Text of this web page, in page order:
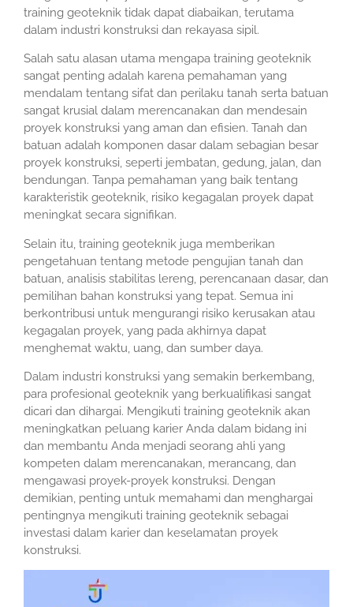
training geoteknik tidak dapat diabaikan, terutama
dalam industri konstruksi dan rekayasa sipil.
Salah satu alasan utama mengapa training geoteknik
sangat penting adalah karena pemahaman yang
mendalam tentang sifat dan perilaku tanah serta batuan
sangat krusial dalam merencanakan dan mendesain
proyek konstruksi yang aman dan efisien. Tanah dan
batuan adalah komponen dasar dalam sebagian besar
proyek konstruksi, seperti jembatan, gedung, jalan, dan
bendungan. Tanpa pemahaman yang baik tentang
karakteristik geoteknik, risiko kegagalan proyek dapat
meningkat secara signifikan.
Selain itu, training geoteknik juga memberikan
pengetahuan tentang metode pengujian tanah dan
batuan, analisis stabilitas lereng, perencanaan dasar, dan
pemilihan bahan konstruksi yang tepat. Semua ini
berkontribusi untuk mengurangi risiko kerusakan atau
kegagalan proyek, yang pada akhirnya dapat
menghemat waktu, uang, dan sumber daya.
Dalam industri konstruksi yang semakin berkembang,
para profesional geoteknik yang berkualifikasi sangat
dicari dan dihargai. Mengikuti training geoteknik akan
meningkatkan peluang karier Anda dalam bidang ini
dan membantu Anda menjadi seorang ahli yang
kompeten dalam merencanakan, merancang, dan
mengawasi proyek-proyek konstruksi. Dengan
demikian, penting untuk memahami dan menghargai
pentingnya mengikuti training geoteknik sebagai
investasi dalam karier dan keselamatan proyek
konstruksi.